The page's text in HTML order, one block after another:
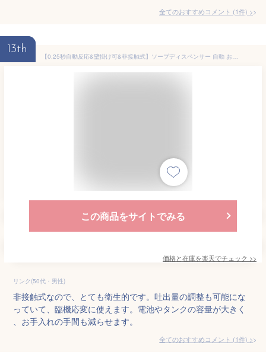
全てのおすすめコメント (1件) >
13th
【0.25秒自動反応&壁掛け可&非接触式】ソープディスペンサー 自動 おしゃれ ソープディスペンサー 泡 液体 自動 オートディスペンサー ハンドソープ ディスペンサー 自動 ハンドソープ 食器洗剤 400mL 充電式 防水
この商品をサイトでみる
価格と在庫を楽天でチェック >>
リンク(50代・男性)
非接触式なので、とても衛生的です。吐出量の調整も可能にな
っていて、臨機応変に使えます。電池やタンクの容量が大きく
、お手入れの手間も減らせます。
全てのおすすめコメント (1件) >